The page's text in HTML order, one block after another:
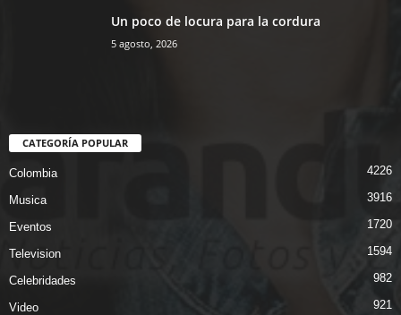
Un poco de locura para la cordura
5 agosto, 2026
CATEGORÍA POPULAR
Colombia 4226
Musica 3916
Eventos 1720
Television 1594
Celebridades 982
Video 921